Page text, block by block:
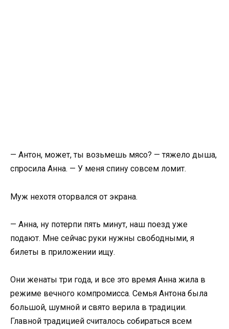
— Антон, может, ты возьмешь мясо? — тяжело дыша,
спросила Анна. — У меня спину совсем ломит.
Муж нехотя оторвался от экрана.
— Анна, ну потерпи пять минут, наш поезд уже
подают. Мне сейчас руки нужны свободными, я
билеты в приложении ищу.
Они женаты три года, и все это время Анна жила в
режиме вечного компромисса. Семья Антона была
большой, шумной и свято верила в традиции.
Главной традицией считалось собираться всем